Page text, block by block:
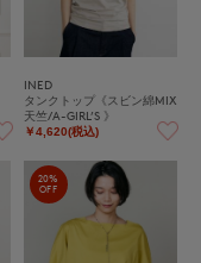
INED
タンクトップ《スビン綿MIX
天竺/A-GIRL’S 》
￥4,620(税込)
20%
OFF